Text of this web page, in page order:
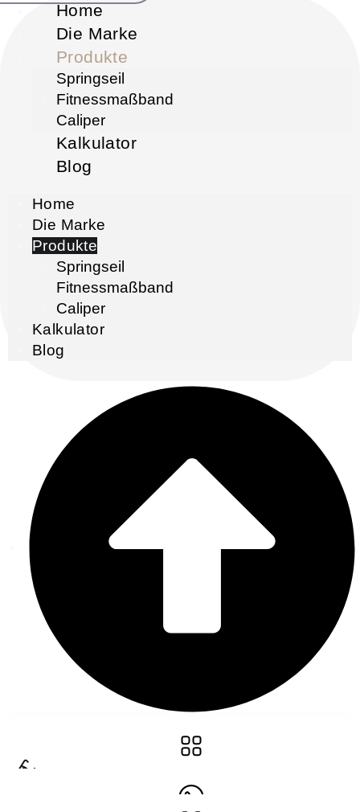
Home
Die Marke
Produkte
Springseil
Fitnessmaßband
Caliper
Kalkulator
Blog
Home
Die Marke
Produkte
Springseil
Fitnessmaßband
Caliper
Kalkulator
Blog